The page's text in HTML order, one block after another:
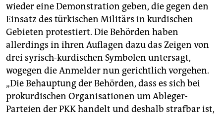
wieder eine Demonstration geben, die gegen den
Einsatz des türkischen Militärs in kurdischen
Gebieten protestiert. Die Behörden haben
allerdings in ihren Auflagen dazu das Zeigen von
drei syrisch-kurdischen Symbolen untersagt,
wogegen die Anmelder nun gerichtlich vorgehen.
„Die Behauptung der Behörden, dass es sich bei
prokurdischen Organisationen um Ableger-
Parteien der PKK handelt und deshalb strafbar ist,